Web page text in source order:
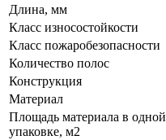
Длина, мм
Класс износостойкости
Класс пожаробезопасности
Количество полос
Конструкция
Материал
Площадь материала в одной
упаковке, м2